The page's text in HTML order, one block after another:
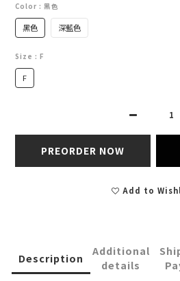
Color : 黑色
黑色 深藍色
Size : F
F
PREORDER NOW
Add to
Description
Additional
details